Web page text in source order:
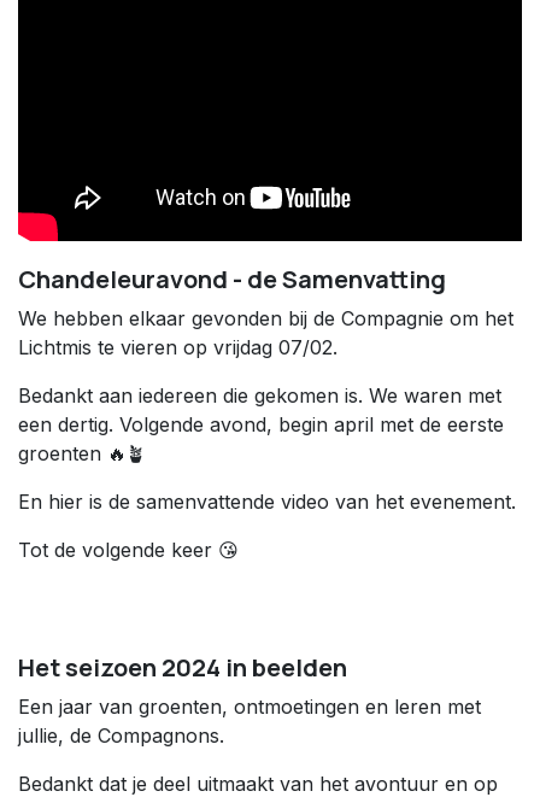
Chandeleuravond - de Samenvatting
We hebben elkaar gevonden bij de Compagnie om het
Lichtmis te vieren op vrijdag 07/02.
Bedankt aan iedereen die gekomen is. We waren met
een dertig. Volgende avond, begin april met de eerste
groenten 🔥🪴
En hier is de samenvattende video van het evenement.
Tot de volgende keer 😘
Het seizoen 2024 in beelden
Een jaar van groenten, ontmoetingen en leren met
jullie, de Compagnons.
Bedankt dat je deel uitmaakt van het avontuur en op